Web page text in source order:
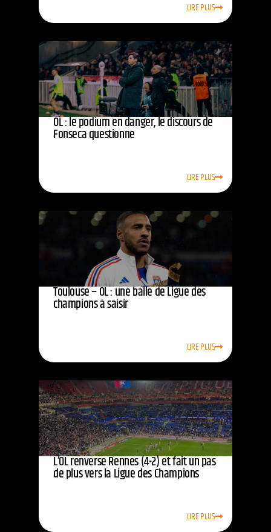
LIRE PLUS
OL : le podium en danger, le discours de
Fonseca questionne
LIRE PLUS
Toulouse – OL : une balle de Ligue des
champions à saisir
LIRE PLUS
L’OL renverse Rennes (4-2) et fait un pas
de plus vers la Ligue des Champions
LIRE PLUS